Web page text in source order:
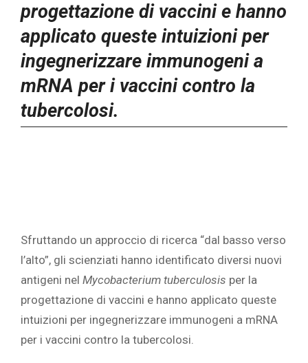
progettazione di vaccini e hanno
applicato queste intuizioni per
ingegnerizzare immunogeni a
mRNA per i vaccini contro la
tubercolosi.
Sfruttando un approccio di ricerca “dal basso verso
l’alto”, gli scienziati hanno identificato diversi nuovi
antigeni nel Mycobacterium tuberculosis per la
progettazione di vaccini e hanno applicato queste
intuizioni per ingegnerizzare immunogeni a mRNA
per i vaccini contro la tubercolosi.